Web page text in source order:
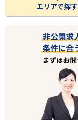
エリアで探す